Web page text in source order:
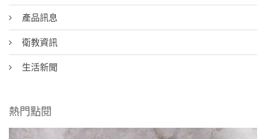
產品訊息
衛教資訊
生活新聞
熱門點閱